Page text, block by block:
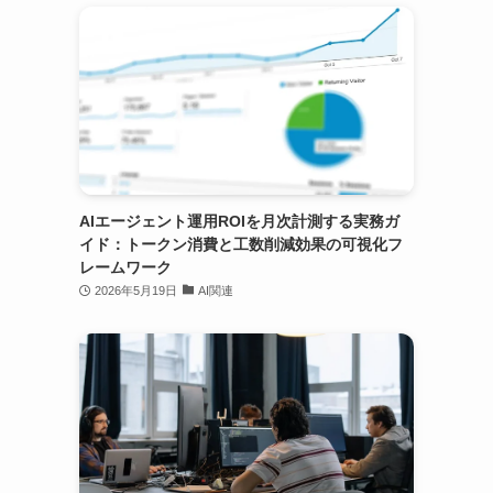
AIエージェント運用ROIを月次計測する実務ガ
イド：トークン消費と工数削減効果の可視化フ
レームワーク
2026年5月19日 AI関連